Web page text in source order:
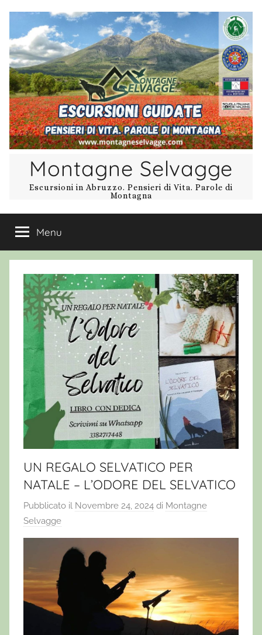
contenuto
Montagne Selvagge
Escursioni in Abruzzo. Pensieri di Vita. Parole di
Montagna
Menu
UN REGALO SELVATICO PER
NATALE – L’ODORE DEL SELVATICO
Pubblicato il Novembre 24, 2024 di Montagne
Selvagge